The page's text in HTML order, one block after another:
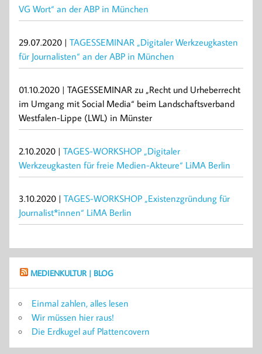
VG Wort“ an der ABP in München
29.07.2020 | TAGESSEMINAR „Digitaler Werkzeugkasten
für Journalisten“ an der ABP in München
01.10.2020 | TAGESSEMINAR zu „Recht und Urheberrecht
im Umgang mit Social Media“ beim Landschaftsverband
Westfalen-Lippe (LWL) in Münster
2.10.2020 | TAGES-WORKSHOP „Digitaler
Werkzeugkasten für freie Medien-Akteure“ LiMA Berlin
3.10.2020 | TAGES-WORKSHOP „Existenzgründung für
Journalist*innen“ LiMA Berlin
MEDIENKULTUR | BLOG
Einmal zahlen, alles lesen
Wir müssen hier raus!
Die Erdkugel auf Plattencovern